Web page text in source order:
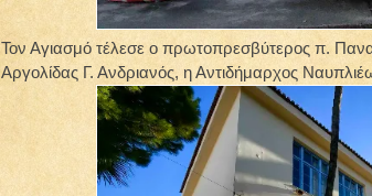
Τον Αγιασμό τέλεσε ο πρωτοπρεσβύτερος π.
Αργολίδας Γ. Ανδριανός, η Αντιδήμαρχος